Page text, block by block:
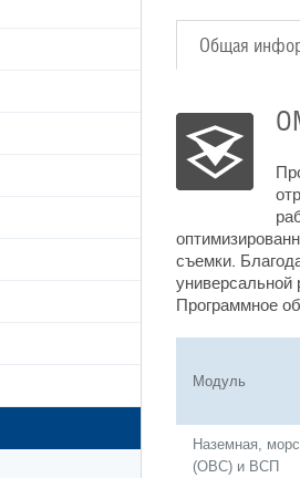
Общая
съемки.
Программное
Модуль
Наземная,
(OBC) и ВСП